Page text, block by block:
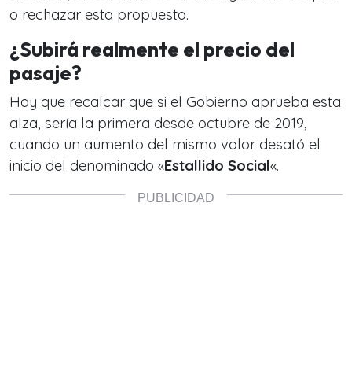
o rechazar esta propuesta.
¿Subirá realmente el precio del
pasaje?
Hay que recalcar que si el Gobierno aprueba esta
alza, sería la primera desde octubre de 2019,
cuando un aumento del mismo valor desató el
inicio del denominado «Estallido Social«.